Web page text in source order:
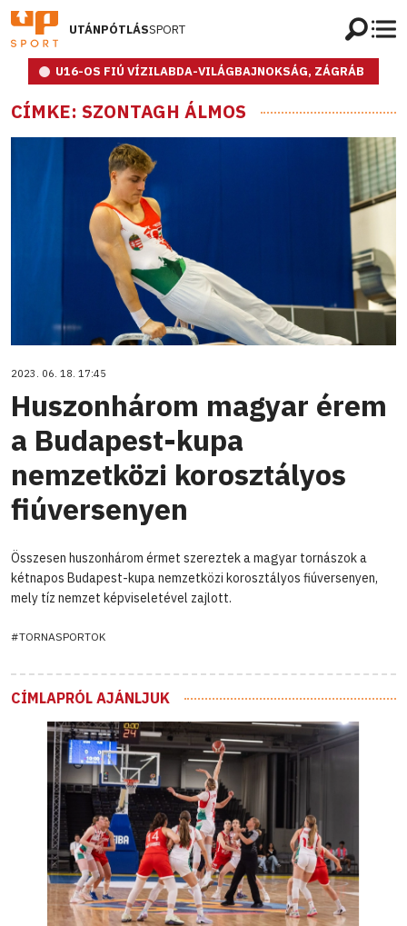
UTÁNPÓTLÁSSPORT
U16-OS FIÚ VÍZILABDA-VILÁGBAJNOKSÁG, ZÁGRÁB
CÍMKE: SZONTAGH ÁLMOS
2023. 06. 18. 17:45
Huszonhárom magyar érem
a Budapest-kupa
nemzetközi korosztályos
fiúversenyen
Összesen huszonhárom érmet szereztek a magyar tornászok a
kétnapos Budapest-kupa nemzetközi korosztályos fiúversenyen,
mely tíz nemzet képviseletével zajlott.
#TORNASPORTOK
CÍMLAPRÓL AJÁNLJUK